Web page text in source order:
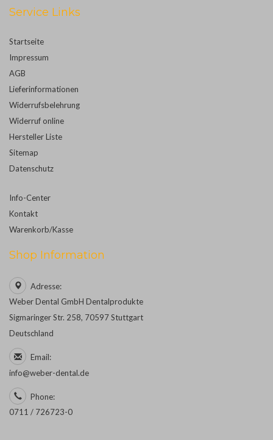
Service Links
Startseite
Impressum
AGB
Lieferinformationen
Widerrufsbelehrung
Widerruf online
Hersteller Liste
Sitemap
Datenschutz
Info-Center
Kontakt
Warenkorb/Kasse
Shop Information
Adresse:
Weber Dental GmbH Dentalprodukte
Sigmaringer Str. 258, 70597 Stuttgart
Deutschland
Email:
info@weber-dental.de
Phone:
0711 / 726723-0